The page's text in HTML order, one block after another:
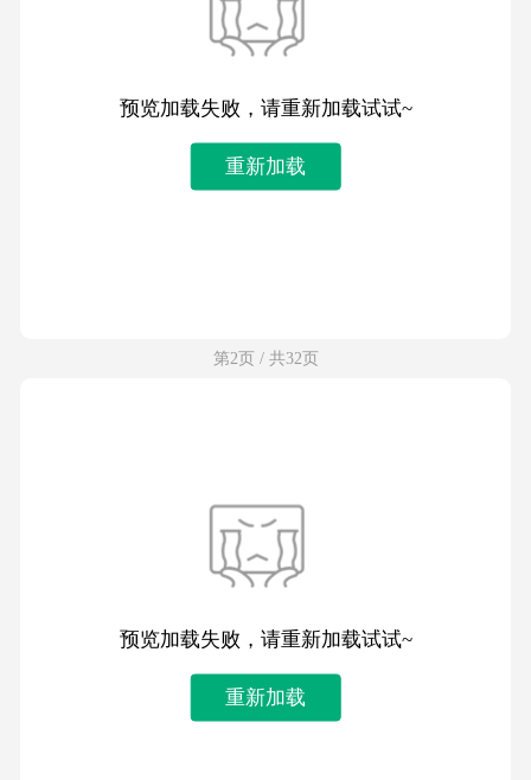
预览加载失败，请重新加载试试~
重新加载
第2页 / 共32页
预览加载失败，请重新加载试试~
重新加载